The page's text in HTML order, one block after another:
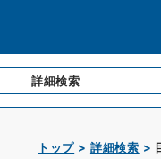
詳細検索
トップ 詳細検索